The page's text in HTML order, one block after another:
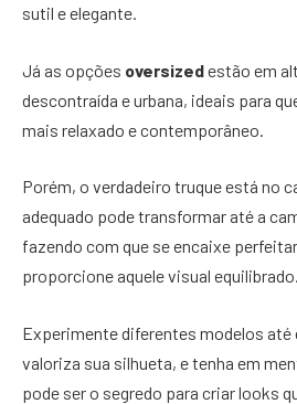
sutil e elegante.
Já as opções oversizedestão em
descontraída e urbana, ideais para
mais relaxado e contemporâneo.
Porém, o verdadeiro truque está no
adequado pode transformar até a
fazendo com que se encaixe
proporcione aquele visual equilibrado.
Experimente diferentes modelos até
valoriza sua silhueta, e tenha em
pode ser o segredo para criar looks